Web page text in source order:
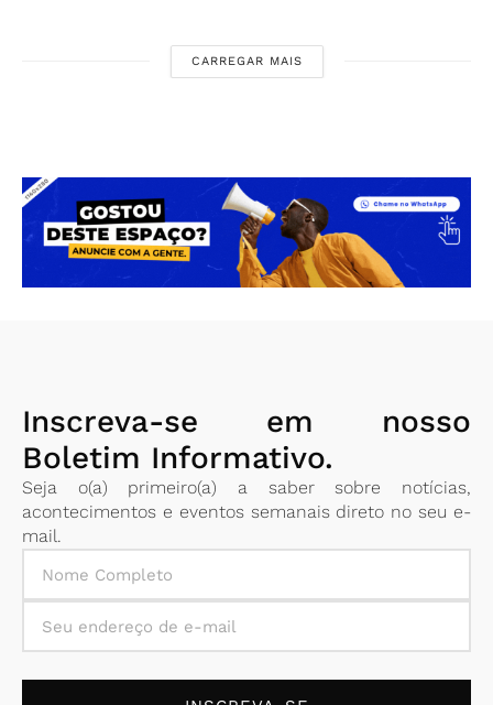
CARREGAR MAIS
Inscreva-se em nosso
Boletim Informativo.
Seja o(a) primeiro(a) a saber sobre notícias,
acontecimentos e eventos semanais direto no seu e-
mail.